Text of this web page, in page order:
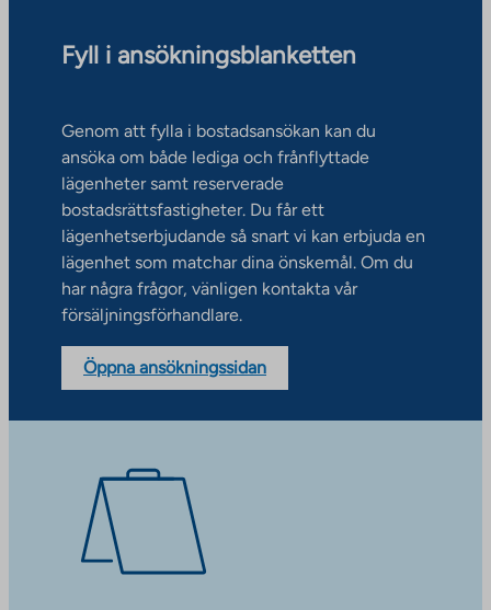
Fyll i ansökningsblanketten
Genom att fylla i bostadsansökan kan du
ansöka om både lediga och frånflyttade
lägenheter samt reserverade
bostadsrättsfastigheter. Du får ett
lägenhetserbjudande så snart vi kan erbjuda en
lägenhet som matchar dina önskemål. Om du
har några frågor, vänligen kontakta vår
försäljningsförhandlare.
Öppna ansökningssidan